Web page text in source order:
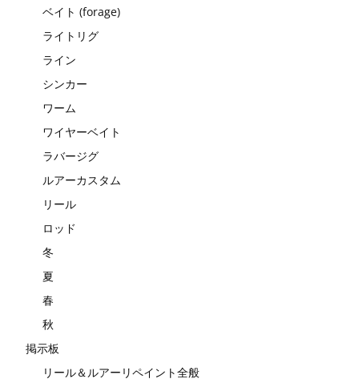
ベイト (forage)
ライトリグ
ライン
シンカー
ワーム
ワイヤーベイト
ラバージグ
ルアーカスタム
リール
ロッド
冬
夏
春
秋
掲示板
リール＆ルアーリペイント全般